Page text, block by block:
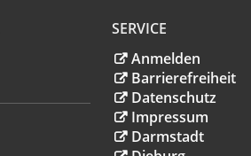
SERVICE
Anmelden
Barrierefreiheit
Datenschutz
Impressum
Darmstadt